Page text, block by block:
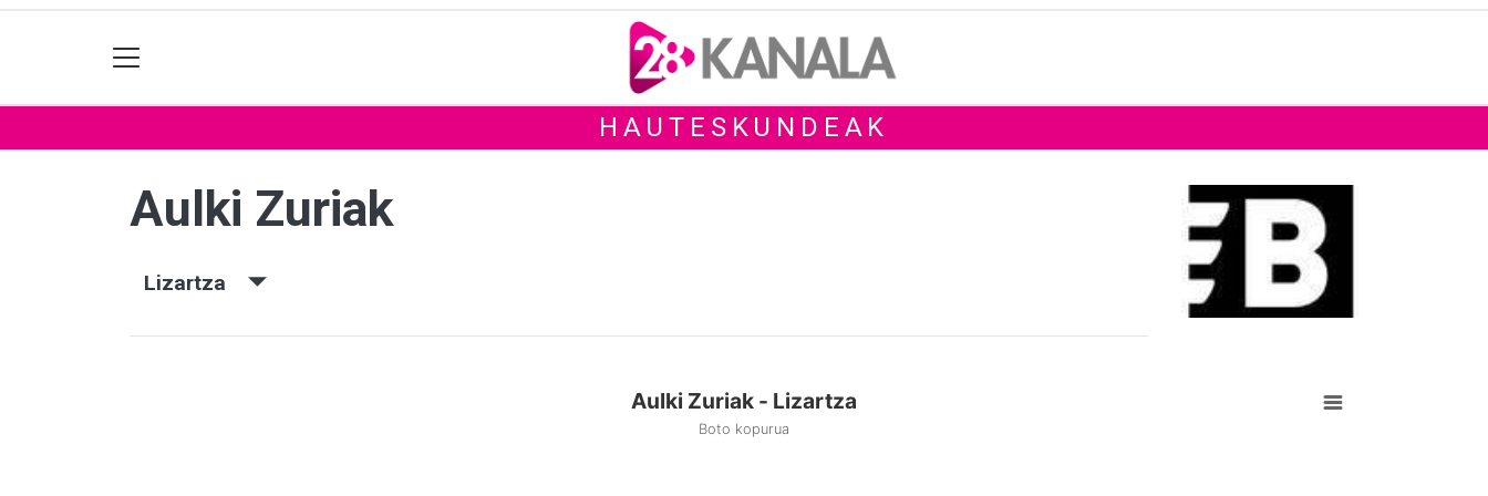
HAUTESKUNDEAK
Aulki Zuriak
Lizartza
Aulki Zuriak - Lizartza
Boto kopurua